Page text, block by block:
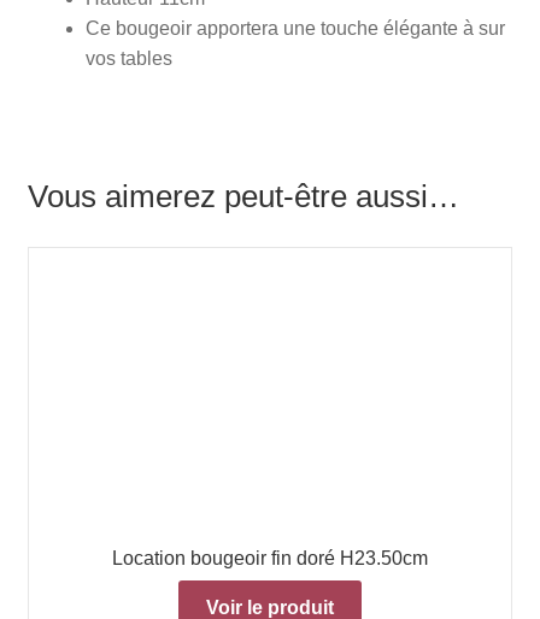
Ce bougeoir apportera une touche élégante à sur
vos tables
Vous aimerez peut-être aussi…
Location bougeoir fin doré H23.50cm
Voir le produit